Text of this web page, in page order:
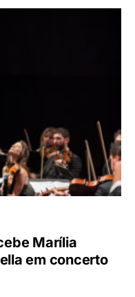
Marília
em concerto